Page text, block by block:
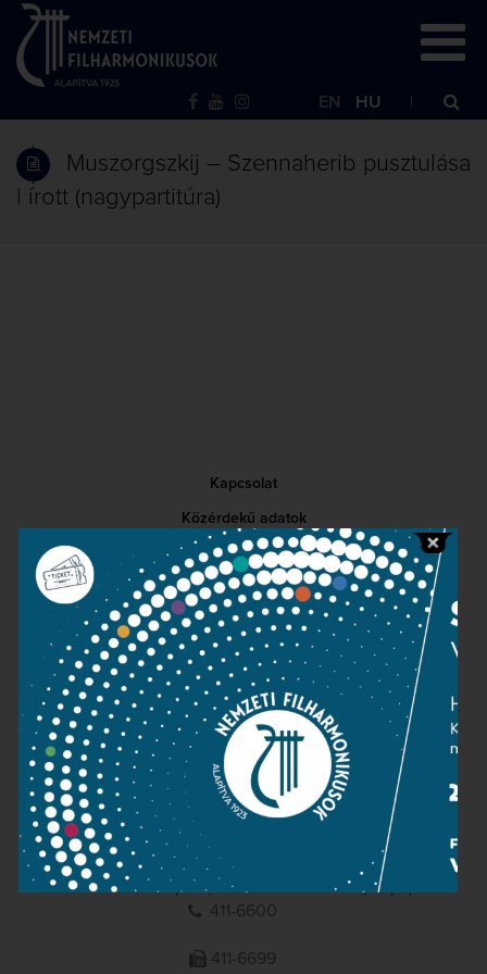
EN HU
Muszorgszkij – Szennaherib pusztulása
| írott (nagypartitúra)
Kapcsolat
Közérdekű adatok
Sajtószoba
Adatvédelem
Impresszum
NEMZETI
FILHARMONIKUSOK
1095 Budapest, Komor Marcell u. 1. (Müpa)
411-6600
411-6699